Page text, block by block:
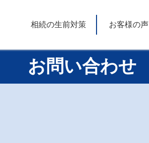
相続の生前対策 お客様の声
お問い合わせ